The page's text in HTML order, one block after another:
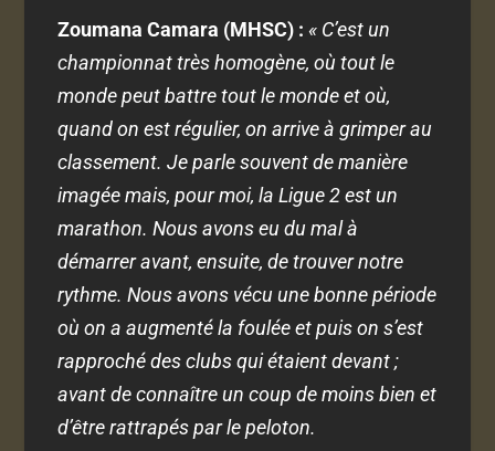
Zoumana Camara (MHSC) : « C’est un
championnat très homogène, où tout le
monde peut battre tout le monde et où,
quand on est régulier, on arrive à grimper au
classement. Je parle souvent de manière
imagée mais, pour moi, la Ligue 2 est un
marathon. Nous avons eu du mal à
démarrer avant, ensuite, de trouver notre
rythme. Nous avons vécu une bonne période
où on a augmenté la foulée et puis on s’est
rapproché des clubs qui étaient devant ;
avant de connaître un coup de moins bien et
d’être rattrapés par le peloton.